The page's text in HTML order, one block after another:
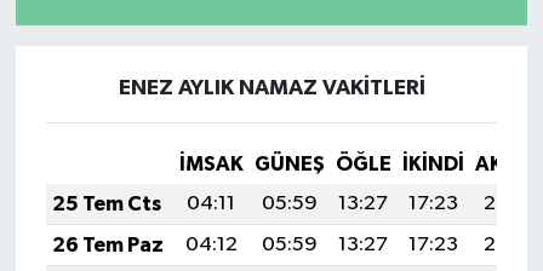
ENEZ AYLIK NAMAZ VAKITLERI
İMSAK GÜNEŞ ÖĞLE İKINDI
25 Tem Cts
04:11 05:59 13:27 17:23
20:46
26 Tem Paz
04:12 05:59 13:27 17:23
20:45